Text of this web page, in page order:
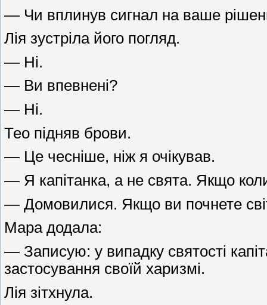
— Чи вплинув сигнал на ваше
Лія зустріла його погляд.
— Ні.
— Ви впевнені?
— Ні.
Тео підняв брови.
— Це чесніше, ніж я очікував.
— Я капітанка, а не свята. Якщо
— Домовилися. Якщо ви почнете
Мара додала:
— Записую: у випадку святості
застосування своїй харизмі.
Лія зітхнула.